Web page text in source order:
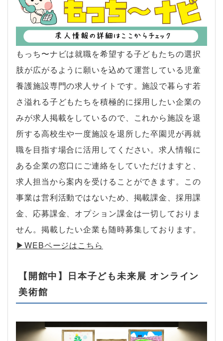
もっち〜ナビは就職を希望する子どもたちの選択
肢が広がるように願いを込めて運営している児童
養護施設専門の求人サイトです。施設で暮らす若
さ溢れる子どもたちを積極的に採用したい企業の
みが求人掲載をしているので、これから施設を退
所する高校生や一度施設を退所した卒園児が再就
職を目指す場合に活用してください。求人情報に
ある企業の窓口にご連絡をしていただけますと、
求人担当から案内を受けることができます。この
事業は営利活動ではないため、掲載課金、採用課
金、応募課金、オプション課金は一切しておりま
せん。掲載したい企業も随時募集しております。
▶︎WEBページはこちら
【開館中】日本子ども未来展 オンライン
美術館